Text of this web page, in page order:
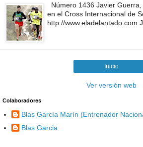
Número 1436 Javier Guerra,
en el Cross Internacional de
http://www.eladelantado.com
Inicio
Ver versión web
Colaboradores
Blas García Marín (Entrenador
Blas Garcia